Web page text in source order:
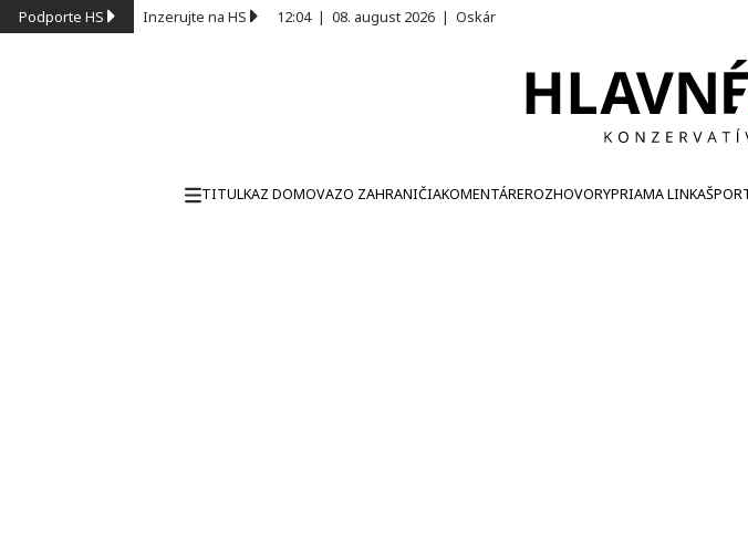
Podporte HS Inzerujte na HS 12:04| 08. august 2026 | Oskár
TITULKAZ DOMOVAZO ZAHRANIČIAKOMENTÁREROZHOVORYPRIAMA LINKA